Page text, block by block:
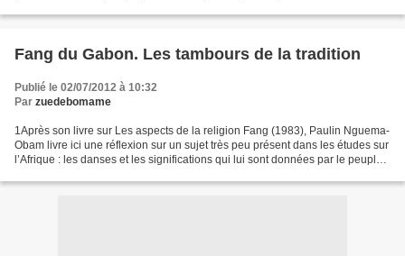
Fang du Gabon. Les tambours de la tradition
Publié le 02/07/2012 à 10:32
Par zuedebomame
1Après son livre sur Les aspects de la religion Fang (1983), Paulin Nguema-
Obam livre ici une réflexion sur un sujet très peu présent dans les études sur
l’Afrique : les danses et les significations qui lui sont données par le peuple